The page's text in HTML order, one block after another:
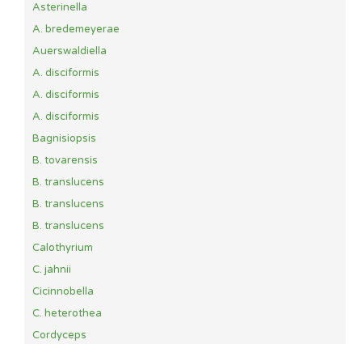
Asterinella
A. bredemeyerae
Auerswaldiella
A. disciformis
A. disciformis
A. disciformis
Bagnisiopsis
B. tovarensis
B. translucens
B. translucens
B. translucens
Calothyrium
C. jahnii
Cicinnobella
C. heterothea
Cordyceps